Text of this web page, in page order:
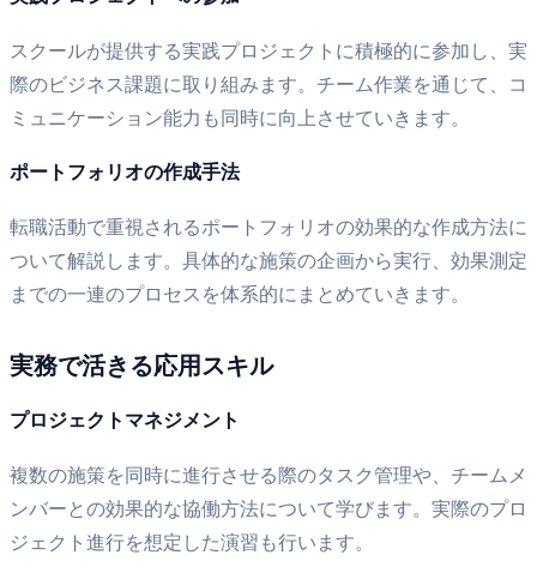
スクールが提供する実践プロジェクトに積極的に参加し、実
際のビジネス課題に取り組みます。チーム作業を通じて、コ
ミュニケーション能力も同時に向上させていきます。
ポートフォリオの作成手法
転職活動で重視されるポートフォリオの効果的な作成方法に
ついて解説します。具体的な施策の企画から実行、効果測定
までの一連のプロセスを体系的にまとめていきます。
実務で活きる応用スキル
プロジェクトマネジメント
複数の施策を同時に進行させる際のタスク管理や、チームメ
ンバーとの効果的な協働方法について学びます。実際のプロ
ジェクト進行を想定した演習も行います。